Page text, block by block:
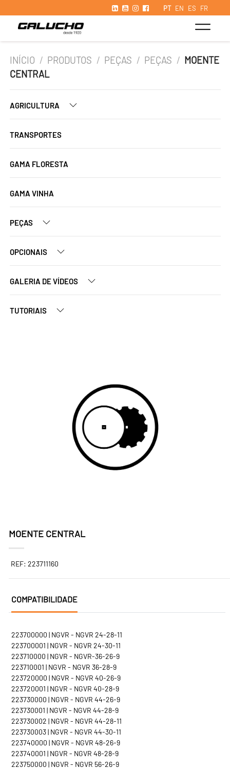
PT EN ES FR
INÍCIO / PRODUTOS / PEÇAS / PEÇAS / MOENTE
CENTRAL
AGRICULTURA
TRANSPORTES
GAMA FLORESTA
GAMA VINHA
PEÇAS
OPCIONAIS
GALERIA DE VÍDEOS
TUTORIAIS
MOENTE CENTRAL
REF: 223711160
COMPATIBILIDADE
223700000 | NGVR - NGVR 24-28-11
223700001 | NGVR - NGVR 24-30-11
223710000 | NGVR - NGVR-36-26-9
223710001 | NGVR - NGVR 36-28-9
223720000 | NGVR - NGVR 40-26-9
223720001 | NGVR - NGVR 40-28-9
223730000 | NGVR - NGVR 44-26-9
223730001 | NGVR - NGVR 44-28-9
223730002 | NGVR - NGVR 44-28-11
223730003 | NGVR - NGVR 44-30-11
223740000 | NGVR - NGVR 48-26-9
223740001 | NGVR - NGVR 48-28-9
223750000 | NGVR - NGVR 56-26-9